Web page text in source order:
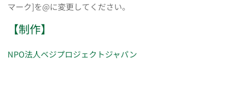
マーク]を@に変更してください。
【制作】
NPO法人ベジプロジェクトジャパン